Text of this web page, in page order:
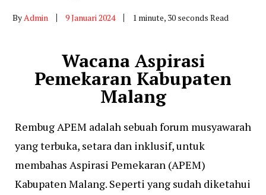
ByAdmin 9 Januari 2024 1 minute, 30 seconds Read
Wacana Aspirasi
Pemekaran Kabupaten
Malang
Rembug APEM adalah sebuah forum musyawarah
yang terbuka, setara dan inklusif, untuk
membahas Aspirasi Pemekaran (APEM)
Kabupaten Malang. Seperti yang sudah diketahui